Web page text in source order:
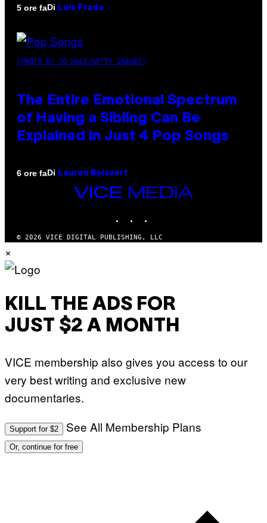
5 ore faDi Luis Prada
(PHOTO BY JO HALE/GETTY IMAGES)
The Entire Emotional Spectrum
of Having a Sibling Can Be
Explained in Just 4 Pop Songs
6 ore faDi Lauren Boisvert
VICE
© 2026 VICE DIGITAL PUBLISHING, LLC
×
KILL THE ADS FOR
JUST $2 A MONTH
VICE membership also gives you access to our
very best writing and exclusive new
documentaries.
Support for $2 See All Membership Plans
Or, continue for free